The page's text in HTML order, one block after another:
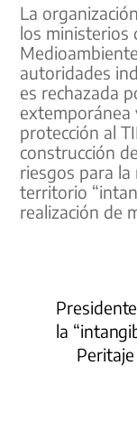
La
los ministerios
autoridades
es rechazada
extemporánea
protección al
construcción
riesgos para la
territorio
realización de
la